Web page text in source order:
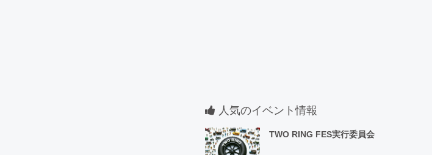
人気のイベント情報
TWO RING FES実行委員会